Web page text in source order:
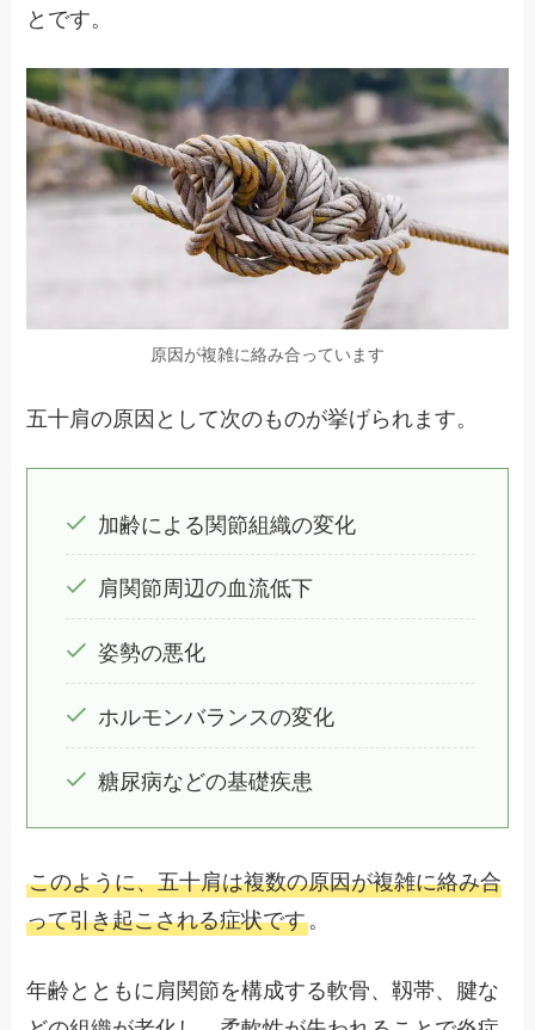
とです。
原因が複雑に絡み合っています
五十肩の原因として次のものが挙げられます。
加齢による関節組織の変化
肩関節周辺の血流低下
姿勢の悪化
ホルモンバランスの変化
糖尿病などの基礎疾患
このように、五十肩は複数の原因が複雑に絡み合
って引き起こされる症状です。
年齢とともに肩関節を構成する軟骨、靱帯、腱な